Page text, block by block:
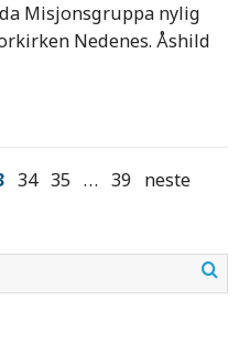
Misjonsgruppa nylig
Nedenes. Åshild
34 35 … 39 neste